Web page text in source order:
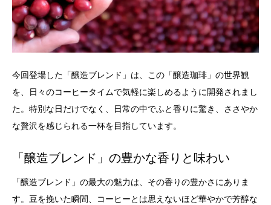
今回登場した「醸造ブレンド」は、この「醸造珈琲」の世界観
を、日々のコーヒータイムで気軽に楽しめるように開発されまし
た。特別な日だけでなく、日常の中でふと香りに驚き、ささやか
な贅沢を感じられる一杯を目指しています。
「醸造ブレンド」の豊かな香りと味わい
「醸造ブレンド」の最大の魅力は、その香りの豊かさにありま
す。豆を挽いた瞬間、コーヒーとは思えないほど華やかで芳醇な